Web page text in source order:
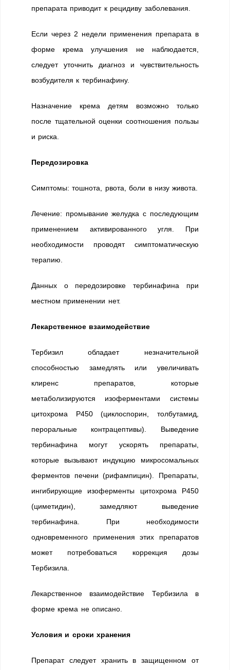
препарата приводит к рецидиву заболевания.
Если через 2 недели применения препарата в
форме крема улучшения не наблюдается,
следует уточнить диагноз и чувствительность
возбудителя к тербинафину.
Назначение крема детям возможно только
после тщательной оценки соотношения пользы
и риска.
Передозировка
Симптомы: тошнота, рвота, боли в низу живота.
Лечение: промывание желудка с последующим
применением активированного угля. При
необходимости проводят симптоматическую
терапию.
Данных о передозировке тербинафина при
местном применении нет.
Лекарственное взаимодействие
Тербизил обладает незначительной
способностью замедлять или увеличивать
клиренс препаратов, которые
метаболизируются изоферментами системы
цитохрома Р450 (циклоспорин, толбутамид,
пероральные контрацептивы). Выведение
тербинафина могут ускорять препараты,
которые вызывают индукцию микросомальных
ферментов печени (рифампицин). Препараты,
ингибирующие изоферменты цитохрома Р450
(циметидин), замедляют выведение
тербинафина. При необходимости
одновременного применения этих препаратов
может потребоваться коррекция дозы
Тербизила.
Лекарственное взаимодействие Тербизила в
форме крема не описано.
Условия и сроки хранения
Препарат следует хранить в защищенном от